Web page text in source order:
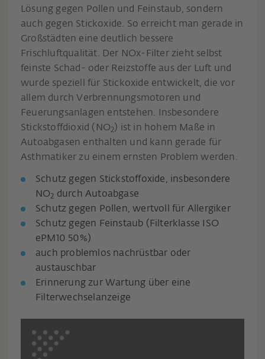
Lösung gegen Pollen und Feinstaub, sondern
auch gegen Stickoxide. So erreicht man gerade in
Großstädten eine deutlich bessere
Frischluftqualität. Der NOx-Filter zieht selbst
feinste Schad- oder Reizstoffe aus der Luft und
wurde speziell für Stickoxide entwickelt, die vor
allem durch Verbrennungsmotoren und
Feuerungsanlagen entstehen. Insbesondere
Stickstoffdioxid (NO2) ist in hohem Maße in
Autoabgasen enthalten und kann gerade für
Asthmatiker zu einem ernsten Problem werden.
Schutz gegen Stickstoffoxide, insbesondere
NO2 durch Autoabgase
Schutz gegen Pollen, wertvoll für Allergiker
Schutz gegen Feinstaub (Filterklasse ISO
ePM10 50%)
auch problemlos nachrüstbar oder
austauschbar
Erinnerung zur Wartung über eine
Filterwechselanzeige